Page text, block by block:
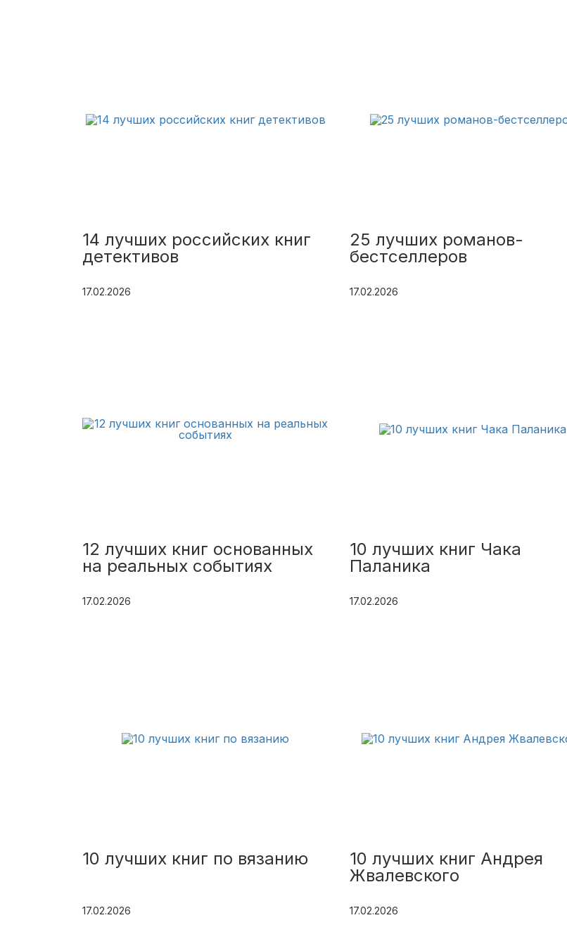
14 лучших российских книг
детективов
17.02.2026
25 лучших романов-
бестселлеров
17.02.2026
12 лучших книг основанных
на реальных событиях
17.02.2026
10 лучших книг Чака
Паланика
17.02.2026
10 лучших книг по вязанию
17.02.2026
10 лучших книг Андрея
Жвалевского
17.02.2026